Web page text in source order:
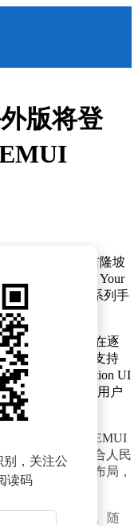
版将登
日在马来西亚吉隆坡
题定为“Now is Your
出全新Pura 90系列手
。
版的相关信息也在逐
系列手机不仅支持
深度定制的Emotion UI
统升级无疑将为用户
发布时便预装了EMUI
前汇率计算，约合人民
端市场的坚定布局，
。
起一场科技风暴。随
，关注公
读码